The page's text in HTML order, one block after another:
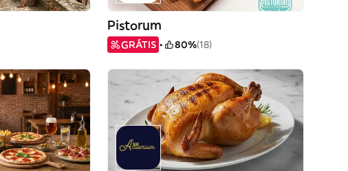
Pistorum
GRÁTIS 80%(18)